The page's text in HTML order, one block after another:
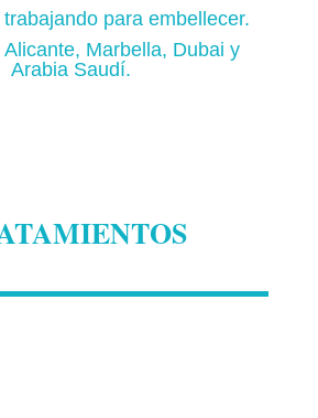
para embellecer.
Marbella, Dubai y
Arabia Saudí.